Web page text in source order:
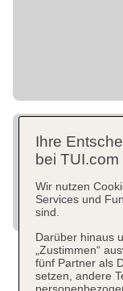
Ihre
bei TUI.com
Wir nutzen
Services und
sind.
Darüber hinaus
„Zustimmen“
fünf Partner als
setzen, andere